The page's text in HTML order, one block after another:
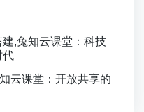
,兔知云课堂：科技
代
云课堂：开放共享的